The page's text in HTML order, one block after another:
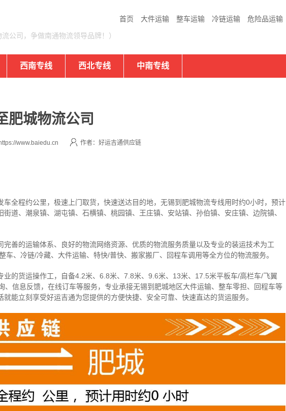
首页 大件运输 整车运输 冷链运输 危险品运输
流公司，争做南通物流领导品牌！）
西南专线 西北专线 中南专线
肥城物流公司
www.baiedu.cn 作者：好运吉通供应链
车全程约公里， 极速上门取货，快速送达目的地，无锡到肥城物流专线用时约0小时，预计
道、潮泉镇、湖屯镇、石横镇、桃园镇、王庄镇、安站镇、孙伯镇、安庄镇、边院镇、
善的运输体系、良好的物流网络资源、优质的物流服务质量以及专业的装运技术为工
车、冷链/冷藏、大件运输、特快/普快、搬家搬厂、回程车调用等全方位的物流服务。
业的货运操作工，自备4.2米、6.8米、7.8米、9.6米、13米、17.5米平板车/高栏车/飞翼
信息反馈，在线订车等服务， 专业承接无锡到肥城地区大件运输、整车零担、回程车等
就能立刻享受好运吉通为您提供的方便快捷、安全可靠、快速直达的货运服务。